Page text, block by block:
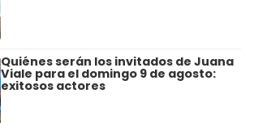
Quiénes serán los invitados de Juana
Viale para el domingo 9 de agosto:
exitosos actores